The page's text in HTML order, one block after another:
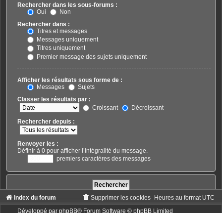
Rechercher dans les sous-forums :
Oui
Non
Rechercher dans :
Titres et messages
Messages uniquement
Titres uniquement
Premier message des sujets uniquement
Afficher les résultats sous forme de :
Messages
Sujets
Classer les résultats par :
Croissant
Décroissant
Rechercher depuis :
Renvoyer les :
Définir à 0 pour afficher l’intégralité du message.
premiers caractères des messages
Index du forum Heures au format UTC
Supprimer les cookies
Développé parphpBB® Forum Software © phpBB Limited